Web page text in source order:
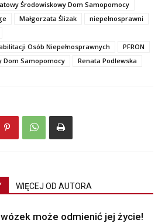
Środowiskowy Dom Samopomocy
Małgorzata Ślizak
niepełnosprawni
Osób Niepełnosprawnych
PFRON
Dom Samopomocy
Renata Podlewska
WIĘCEJ OD AUTORA
może odmienić jej życie!